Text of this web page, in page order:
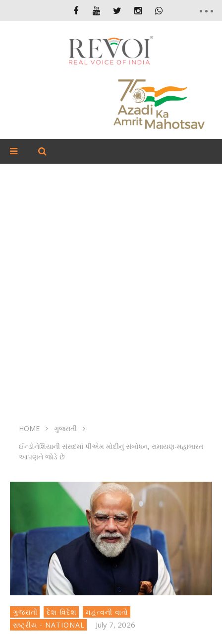
HOME
ગુજરાતી
ઈન્ડોનેશિયાની સંસદમાં પીએમ મોદીનું સંબોધન, રામાયણ-મહાભારત
આપણને જોડે છે
ગુજરાતી દેશ-વિદેશ
મહત્વની વાતો
રાષ્ટ્રીય - NATIONAL
July 7, 2026